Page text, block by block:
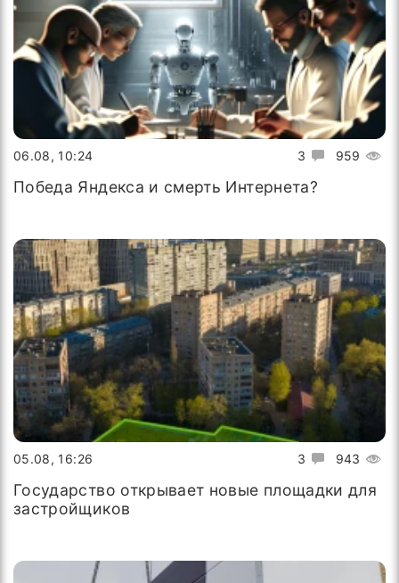
3 959
06.08, 10:24
Победа Яндекса и смерть Интернета?
3 943
05.08, 16:26
Государство открывает новые площадки для
застройщиков